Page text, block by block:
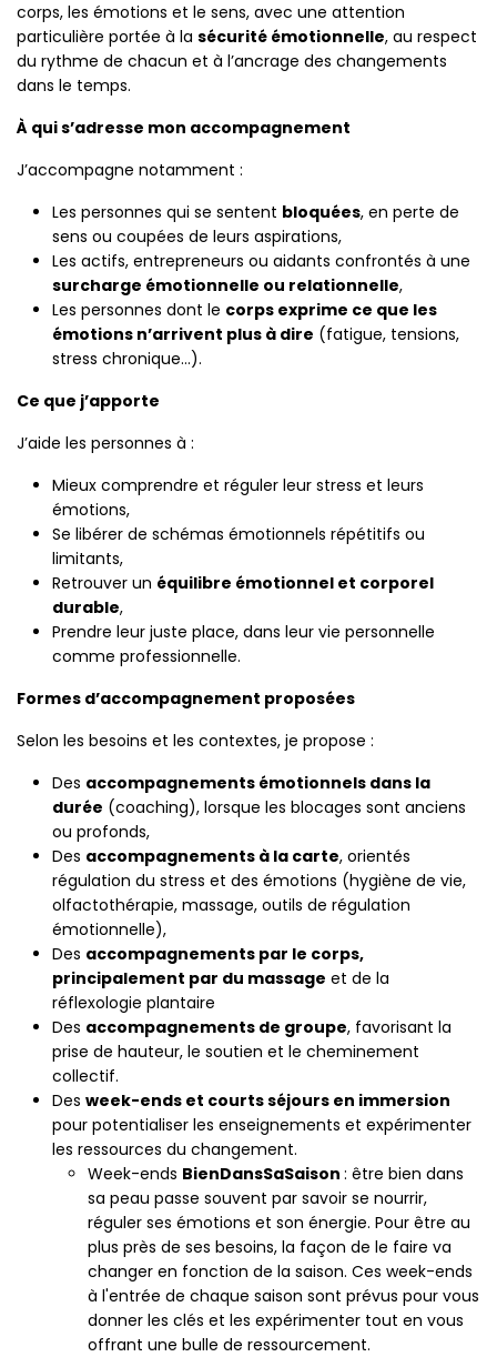
corps, les émotions et le sens, avec une attention
particulière portée à la sécurité émotionnelle, au respect
du rythme de chacun et à l’ancrage des changements
dans le temps.
À qui s’adresse mon accompagnement
J’accompagne notamment :
Les personnes qui se sentent bloquées, en perte de
sens ou coupées de leurs aspirations,
Les actifs, entrepreneurs ou aidants confrontés à une
surcharge émotionnelle ou relationnelle,
Les personnes dont le corps exprime ce que les
émotions n’arrivent plus à dire (fatigue, tensions,
stress chronique…).
Ce que j’apporte
J’aide les personnes à :
Mieux comprendre et réguler leur stress et leurs
émotions,
Se libérer de schémas émotionnels répétitifs ou
limitants,
Retrouver un équilibre émotionnel et corporel
durable,
Prendre leur juste place, dans leur vie personnelle
comme professionnelle.
Formes d’accompagnement proposées
Selon les besoins et les contextes, je propose :
Des accompagnements émotionnels dans la
durée (coaching), lorsque les blocages sont anciens
ou profonds,
Des accompagnements à la carte, orientés
régulation du stress et des émotions (hygiène de vie,
olfactothérapie, massage, outils de régulation
émotionnelle),
Des accompagnements par le corps,
principalement par du massage et de la
réflexologie plantaire
Des accompagnements de groupe, favorisant la
prise de hauteur, le soutien et le cheminement
collectif.
Des week-ends et courts séjours en immersion
pour potentialiser les enseignements et expérimenter
les ressources du changement.
Week-ends BienDansSaSaison : être bien dans
sa peau passe souvent par savoir se nourrir,
réguler ses émotions et son énergie. Pour être au
plus près de ses besoins, la façon de le faire va
changer en fonction de la saison. Ces week-ends
à l'entrée de chaque saison sont prévus pour vous
donner les clés et les expérimenter tout en vous
offrant une bulle de ressourcement.